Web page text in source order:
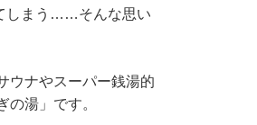
しまう……そんな思い
ウナやスーパー銭湯的
湯」です。